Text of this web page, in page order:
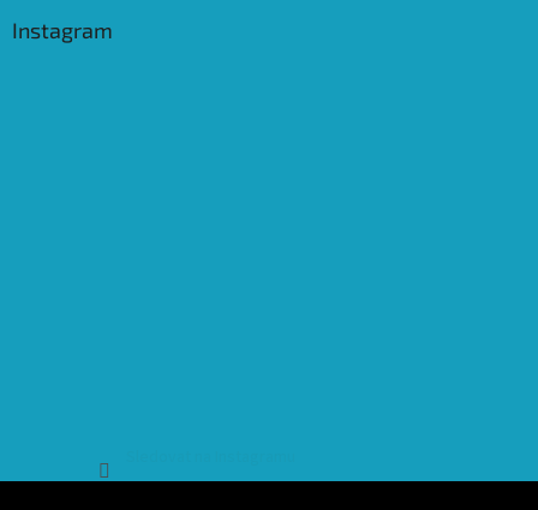
Instagram